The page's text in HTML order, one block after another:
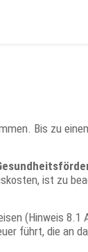
Bis zu
ist zu
(Hinweis 8.1
führt, die an